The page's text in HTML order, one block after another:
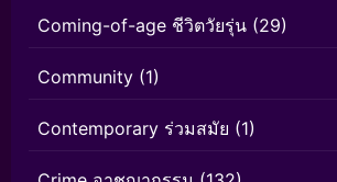
Coming-of-age ชีวิตวัยรุ่น (29)
Community (1)
Contemporary ร่วมสมัย (1)